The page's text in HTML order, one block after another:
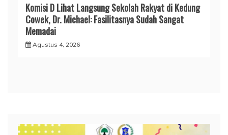
Komisi D Lihat Langsung Sekolah Rakyat di Kedung
Cowek, Dr. Michael: Fasilitasnya Sudah Sangat
Memadai
Agustus 4, 2026